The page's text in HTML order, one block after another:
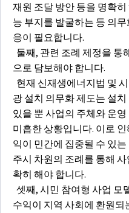
재원 조달 방안 등을 명확
능 부지를 발굴하는 등 의
응이 필요합니다.
둘째, 관련 조례 제정을 통
으로 담보해야 합니다.
현재 신재생에너지법 및
광 설치 의무화 제도는 설
있을 뿐 사업의 주체와 운
미흡한 상황입니다. 이로
익이 민간에 집중될 수 있
주시 차원의 조례를 통해
확히 해야 합니다.
셋째, 시민 참여형 사업 모
수익이 지역 사회에 환원되